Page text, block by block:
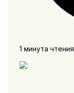
1 минута чтения